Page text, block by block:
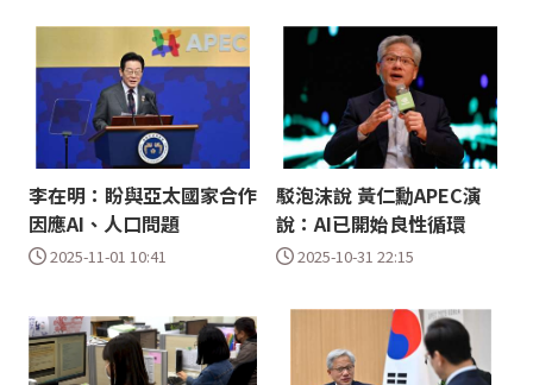
李在明：盼與亞太國家合作
因應AI、人口問題
2025-11-01 10:41
駁泡沫說 黃仁勳APEC演
說：AI已開始良性循環
2025-10-31 22:15